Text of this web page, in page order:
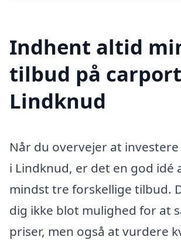
Indhent altid
tilbud på
Lindknud
Når du overvejer at
i Lindknud, er det en god idé
mindst tre forskellige tilbud.
dig ikke blot mulighed for at
priser, men også at vurdere